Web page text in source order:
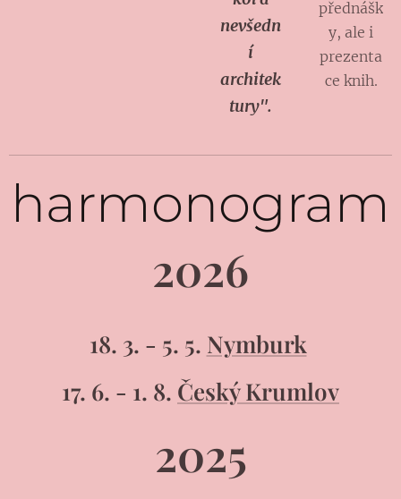
nevšedn
í
architek
tury".
přednášk
y, ale i
prezenta
ce knih.
harmonogram
2026
18. 3. - 5. 5. Nymburk
17. 6. - 1. 8. Český Krumlov
2025